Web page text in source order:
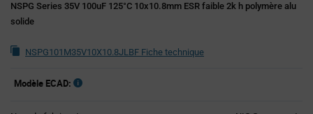
NSPG Series 35V 100uF 125°C 10x10.8mm ESR faible 2k h polymère alu
solide
NSPG101M35V10X10.8JLBF Fiche technique
Modèle ECAD: